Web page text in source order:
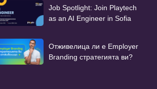
Job Spotlight: Join Playtech
as an AI Engineer in Sofia
Отживелица ли е Employer
Branding стратегията ви?